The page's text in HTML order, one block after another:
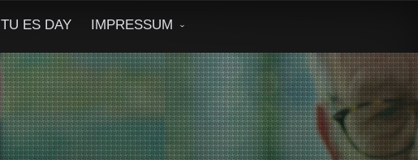
TU ES DAY IMPRESSUM